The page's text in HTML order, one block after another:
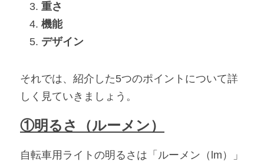
重さ
機能
デザイン
それでは、紹介した5つのポイントについて詳
しく見ていきましょう。
①明るさ（ルーメン）
自転車用ライトの明るさは「ルーメン（lm）」